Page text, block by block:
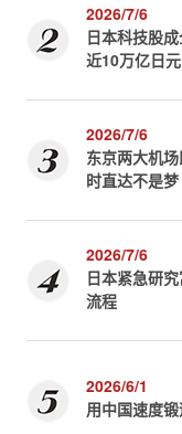
2026/7/6
日本科技股
近10万亿日元
2026/7/6
东京两大机
时直达不是梦
2026/7/6
日本紧急研
流程
2026/6/1
用中国速度